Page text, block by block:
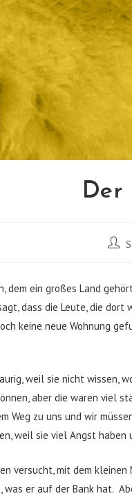
Der
dem ein großes Land
dass die Leute, die dort
keine neue Wohnung
weil sie nicht wissen,
aber die waren viel
Weg zu uns und wir
weil sie viel Angst haben
versucht, mit dem
was er auf der Bank hat.